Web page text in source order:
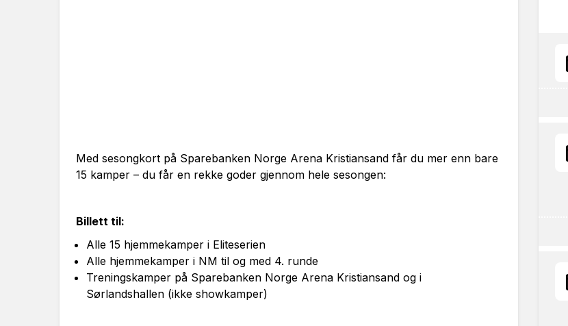
Med sesongkort på Sparebanken Norge Arena Kristiansand får du mer enn bare
15 kamper – du får en rekke goder gjennom hele sesongen:
Billett til:
Alle 15 hjemmekamper i Eliteserien
Alle hjemmekamper i NM til og med 4. runde
Treningskamper på Sparebanken Norge Arena Kristiansand og i
Sørlandshallen (ikke showkamper)